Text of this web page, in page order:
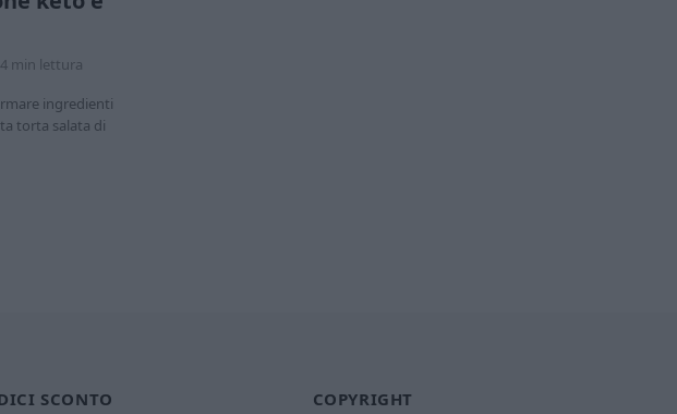
4 min lettura
ingredienti
torta salata di
SCONTO COPYRIGHT